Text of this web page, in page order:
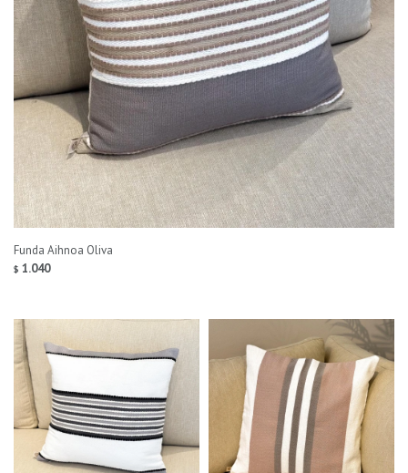
Funda Aihnoa Oliva
$ 1.040